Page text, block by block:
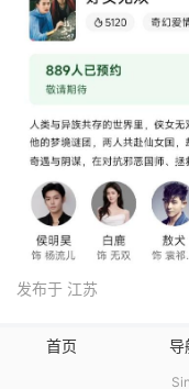
发布于 江苏
首页 导